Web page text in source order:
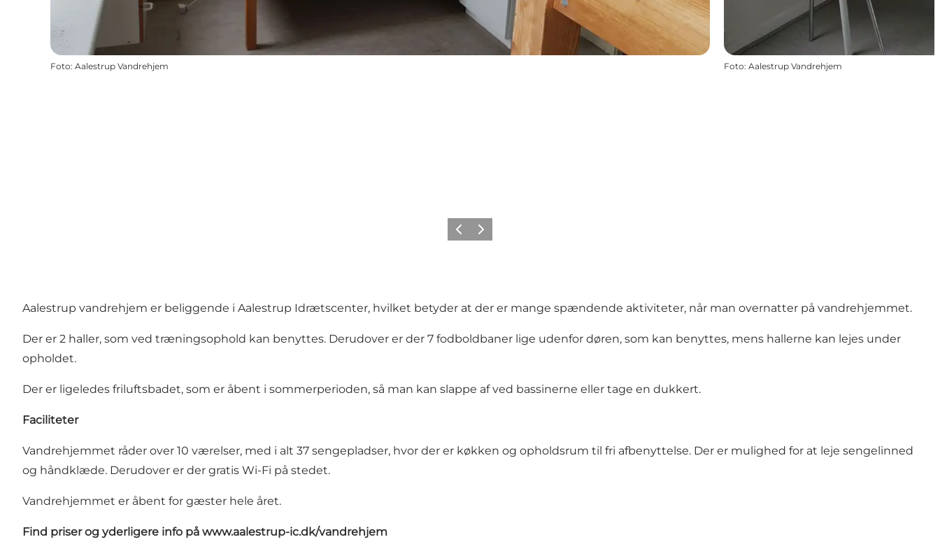
Foto: Aalestrup Vandrehjem Foto: Aalestrup Vandrehjem
Forrige billede
Næste billede
Aalestrup vandrehjem er beliggende i Aalestrup Idrætscenter, hvilket betyder at der er mange spændende aktiviteter, når man overnatter på vandrehjemmet.
Der er 2 haller, som ved træningsophold kan benyttes. Derudover er der 7 fodboldbaner lige udenfor døren, som kan benyttes, mens hallerne kan lejes under
opholdet.
Der er ligeledes friluftsbadet, som er åbent i sommerperioden, så man kan slappe af ved bassinerne eller tage en dukkert.
Faciliteter
Vandrehjemmet råder over 10 værelser, med i alt 37 sengepladser, hvor der er køkken og opholdsrum til fri afbenyttelse. Der er mulighed for at leje sengelinned
og håndklæde. Derudover er der gratis Wi-Fi på stedet.
Vandrehjemmet er åbent for gæster hele året.
Find priser og yderligere info på www.aalestrup-ic.dk/vandrehjem